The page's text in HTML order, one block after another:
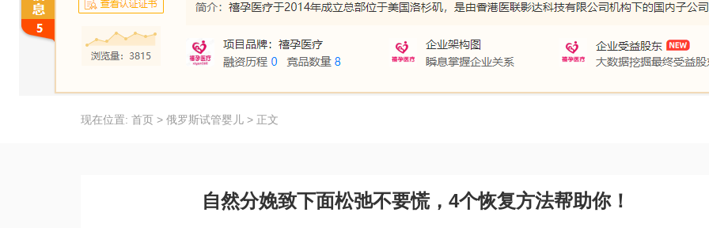
现在位置: 首页 > 俄罗斯试管婴儿 > 正文
自然分娩致下面松弛不要慌，4个恢复方法帮助你！